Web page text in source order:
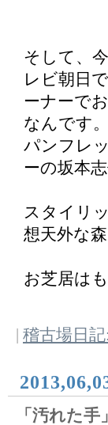
そして、
レビ朝日
ーナーで
なんです。
パンフレ
ーの坂本
スタイリ
想天外な
お芝居は
稽古場日
「汚れた